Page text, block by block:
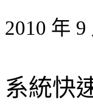
2010 年
系統快